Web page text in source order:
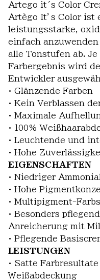
Artego it´s Color
Artègo It’s Color ist
leistungsstarke,
einfach
alle Tonstufen ab.
Farbergebnis wird
Entwickler
• Glänzende Farben
• Kein Verblassen
• Maximale
• 100%
• Leuchtende und
• Hohe
EIGENSCHAFTEN
• Niedriger
• Hohe
• Multipigment-
• Besonders
Anreicherung mit
• Pflegende
LEISTUNGEN
• Satte
Weißabdeckung